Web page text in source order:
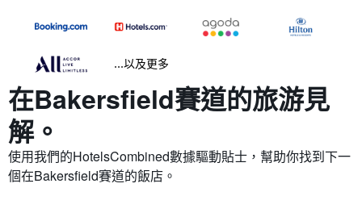
...以及更多
在Bakersfield賽道​的旅游見
解。
使用我們的HotelsCombined數據驅動貼士，幫助你找到下一
個在Bakersfield賽道​的飯店。